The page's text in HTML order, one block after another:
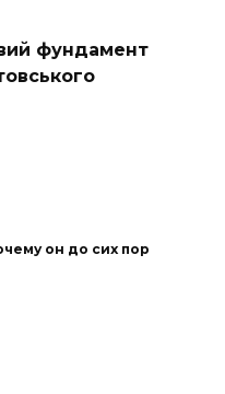
фундамент
он до сих пор